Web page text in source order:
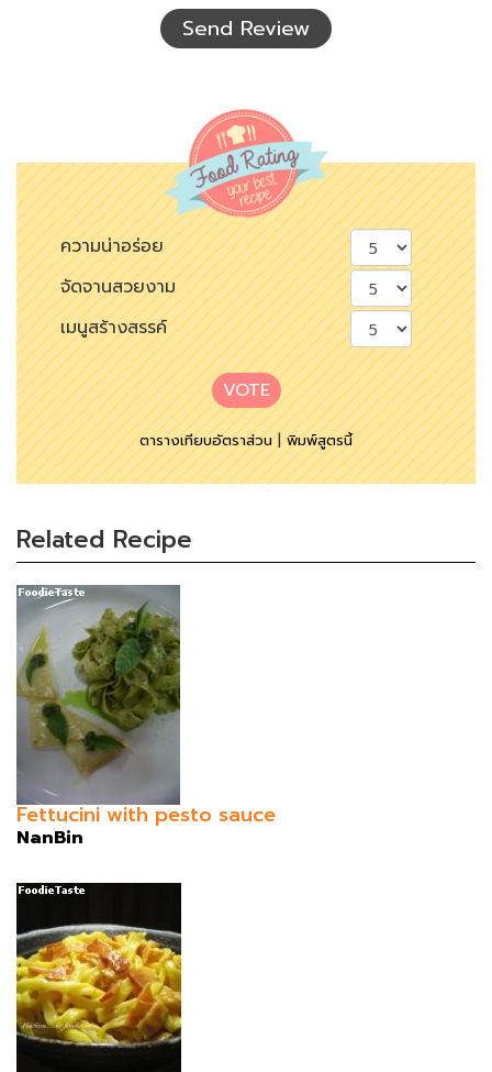
Send Review
ความน่าอร่อย
จัดจานสวยงาม
เมนูสร้างสรรค์
VOTE
ตารางเทียบอัตราส่วน|พิมพ์สูตรนี้
Related Recipe
Fettucini with pesto sauce
NanBin